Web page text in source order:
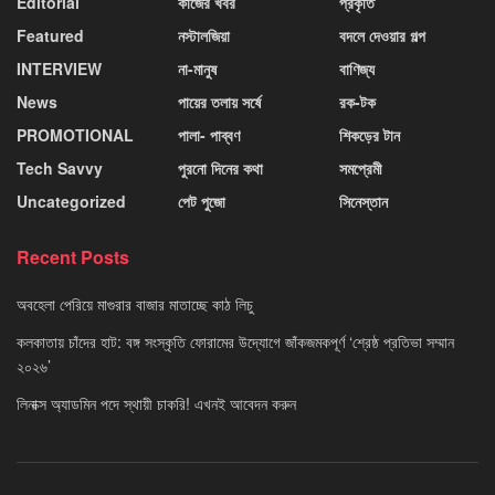
Featured
INTERVIEW
News
PROMOTIONAL
Tech Savvy
Uncategorized
নস্টালজিয়া
না-মানুষ
পায়ের তলায় সর্ষে
পালা- পাব্বণ
পুরনো দিনের কথা
পেট পুজো
বদলে দেওয়ার গল্প
বাণিজ্য
রক-টক
শিকড়ের টান
সমপ্রেমী
সিনেস্তান
Recent Posts
অবহেলা পেরিয়ে মাগুরার বাজার মাতাচ্ছে কাঠ লিচু
কলকাতায় চাঁদের হাট: বঙ্গ সংস্কৃতি ফোরামের উদ্যোগে জাঁকজমকপূর্ণ ‘শ্রেষ্ঠ প্রতিভা সম্মান
২০২৬’
লিনাক্স অ্যাডমিন পদে স্থায়ী চাকরি! এখনই আবেদন করুন